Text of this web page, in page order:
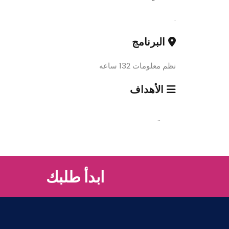
.
البرنامج
نظم معلومات 132 ساعه
الأهداف
..
ابدأ طلبك